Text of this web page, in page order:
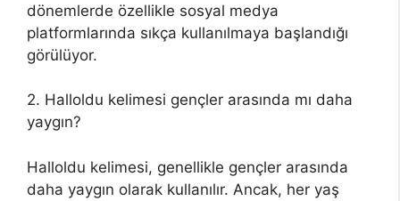
dönemlerde özellikle sosyal medya
platformlarında sıkça kullanılmaya başlandığı
görülüyor.
2. Halloldu kelimesi gençler arasında mı daha
yaygın?
Halloldu kelimesi, genellikle gençler arasında
daha yaygın olarak kullanılır. Ancak, her yaş